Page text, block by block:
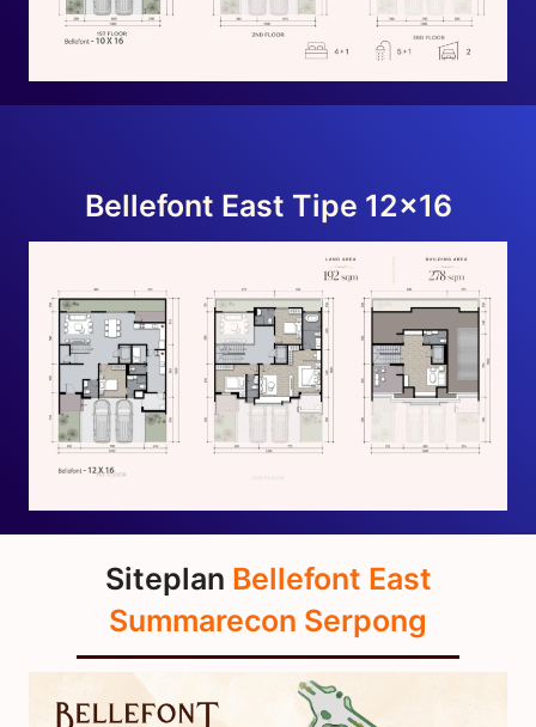
Bellefont East Tipe 12×16
Siteplan Bellefont East
Summarecon Serpong